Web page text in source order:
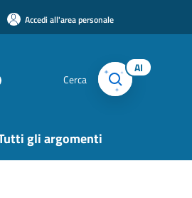
Accedi all'area personale
Cerca
AI
gli argomenti